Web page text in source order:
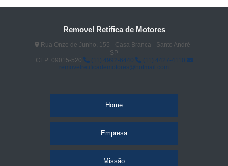
Removel Retífica de Motores
Rua Onze de Junho, 155 - Casa Branca - Santo André -
SP
CEP: 09015-520
(11) 4992-6440
(11) 4427-4110
removelretificademotores@hotmail.com
Home
Empresa
Missão